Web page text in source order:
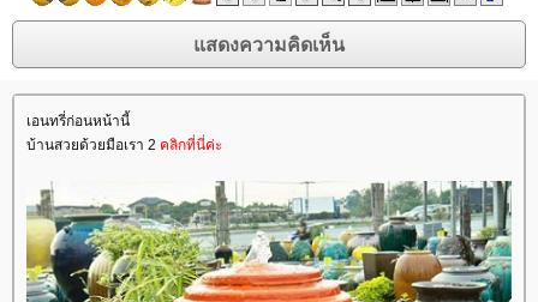
เอนทรี่ก่อนหน้านี้
บ้านสวยด้วยมือเรา 2 คลิกที่นี่ค่ะ